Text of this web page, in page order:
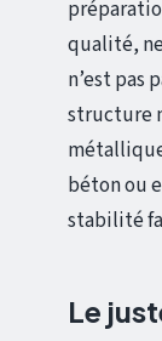
qualité,
n’est pas
structure
béton ou
stabilité
Le